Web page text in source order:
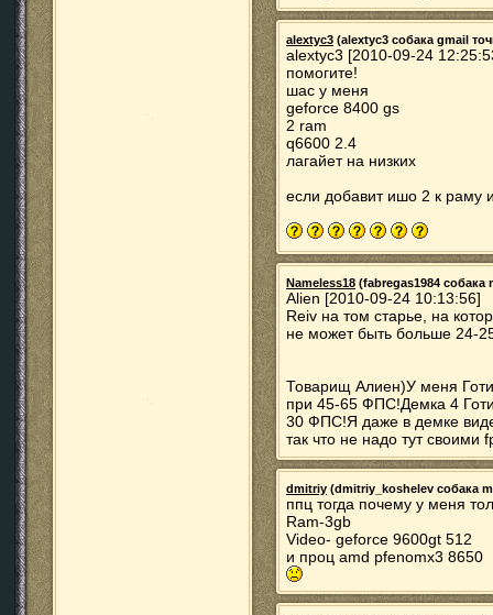
alextyc3 (alextyc3 собака gmail
alextyc3 [2010-09-24
помогите!
шас у меня
geforce 8400 gs
2 ram
q6600 2.4
лагайет на низких
если добавит ишо 2 к раму
Nameless18 (fabregas1984 собака
Alien [2010-09-24 10:13:56]
Reiv на том старье, на
не может быть больше 24-
Товарищ Алиен)У меня
при 45-65 ФПС!Демка 4
30 ФПС!Я даже в демке
так что не надо тут своими
dmitriy (dmitriy_koshelev собака
ппц тогда почему у меня
Ram-3gb
Video- geforce 9600gt 512
и проц amd pfenomx3 8650